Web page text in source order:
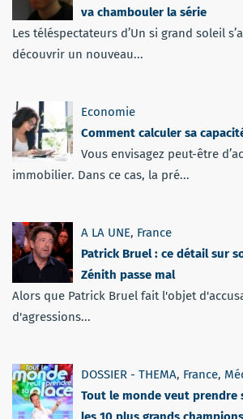
va chambouler la série
Les téléspectateurs d’Un si grand soleil
découvrir un nouveau...
Economie
Comment calculer sa
Vous envisagez peut-être
immobilier. Dans ce cas, la pré...
A LA UNE, France
Patrick Bruel : ce détail sur
Zénith passe mal
Alors que Patrick Bruel fait l'objet
d'agressions...
DOSSIER - THEMA, France,
Tout le monde veut prendre